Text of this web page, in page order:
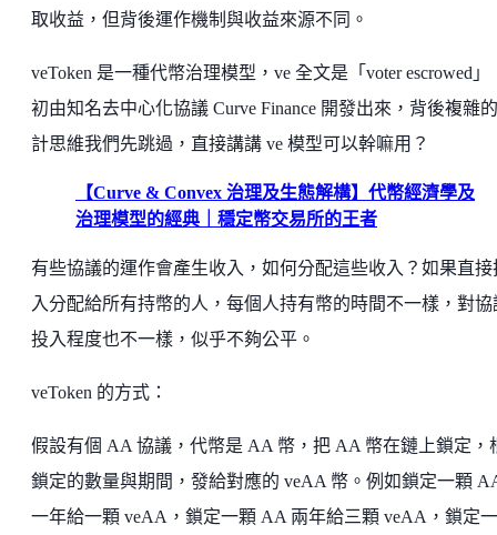
取收益，但背後運作機制與收益來源不同。
veToken 是一種代幣治理模型，ve 全文是「voter escrowed」
初由知名去中心化協議 Curve Finance 開發出來，背後複雜
計思維我們先跳過，直接講講 ve 模型可以幹嘛用？
【Curve & Convex 治理及生態解構】代幣經濟學及
治理模型的經典｜穩定幣交易所的王者
有些協議的運作會產生收入，如何分配這些收入？如果直接
入分配給所有持幣的人，每個人持有幣的時間不一樣，對協
投入程度也不一樣，似乎不夠公平。
veToken 的方式：
假設有個 AA 協議，代幣是 AA 幣，把 AA 幣在鏈上鎖定，
鎖定的數量與期間，發給對應的 veAA 幣。例如鎖定一顆
一年給一顆 veAA，鎖定一顆 AA 兩年給三顆 veAA，鎖定